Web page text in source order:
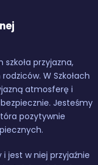
przyjazna,
W Szkołach
atmosferę i
Jesteśmy
pozytywnie
i jest w niej przyjaźnie